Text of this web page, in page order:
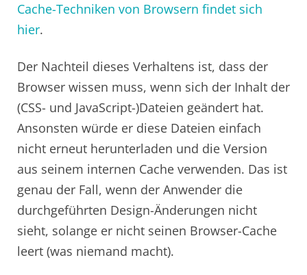
Cache-Techniken von Browsern findet sich
hier.
Der Nachteil dieses Verhaltens ist, dass der
Browser wissen muss, wenn sich der Inhalt der
(CSS- und JavaScript-)Dateien geändert hat.
Ansonsten würde er diese Dateien einfach
nicht erneut herunterladen und die Version
aus seinem internen Cache verwenden. Das ist
genau der Fall, wenn der Anwender die
durchgeführten Design-Änderungen nicht
sieht, solange er nicht seinen Browser-Cache
leert (was niemand macht).